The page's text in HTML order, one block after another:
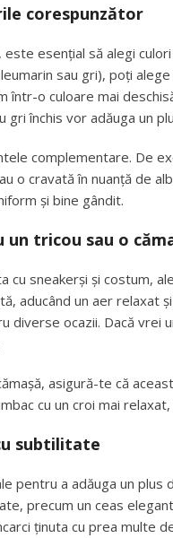
corespunzător
esențial să alegi
sau gri), poți
într-o culoare mai
gri închis vor adăuga un
complementare. De
o cravată în nuanță de
și bine gândit.
un tricou sau o
cu sneakerși și costum,
aducând un aer relaxat
diverse ocazii. Dacă vrei
asigură-te că
cu un croi mai
subtilitate
pentru a adăuga un plus
precum un ceas
ținuta cu prea multe